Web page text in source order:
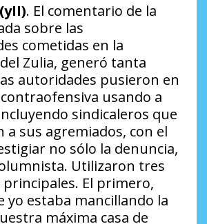
(yII). El comentario de la
sobre las
cometidas en la
Zulia, generó tanta
autoridades pusieron en
usando a
sindicaleros que
a sus agremiados, con el
no sólo la denuncia,
Utilizaron tres
El primero,
yo estaba mancillando la
máxima casa de